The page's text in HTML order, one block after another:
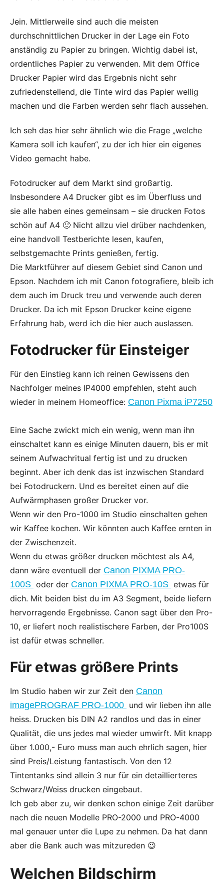
Jein. Mittlerweile sind auch die meisten
durchschnittlichen Drucker in der Lage ein Foto
anständig zu Papier zu bringen. Wichtig dabei ist,
ordentliches Papier zu verwenden. Mit dem Office
Drucker Papier wird das Ergebnis nicht sehr
zufriedenstellend, die Tinte wird das Papier wellig
machen und die Farben werden sehr flach aussehen.
Ich seh das hier sehr ähnlich wie die Frage „welche
Kamera soll ich kaufen“, zu der ich hier ein eigenes
Video gemacht habe.
Fotodrucker auf dem Markt sind großartig.
Insbesondere A4 Drucker gibt es im Überfluss und
sie alle haben eines gemeinsam – sie drucken Fotos
schön auf A4 🙂 Nicht allzu viel drüber nachdenken,
eine handvoll Testberichte lesen, kaufen,
selbstgemachte Prints genießen, fertig.
Die Marktführer auf diesem Gebiet sind Canon und
Epson. Nachdem ich mit Canon fotografiere, bleib ich
dem auch im Druck treu und verwende auch deren
Drucker. Da ich mit Epson Drucker keine eigene
Erfahrung hab, werd ich die hier auch auslassen.
Fotodrucker für Einsteiger
Für den Einstieg kann ich reinen Gewissens den
Nachfolger meines IP4000 empfehlen, steht auch
wieder in meinem Homeoffice: Canon Pixma iP7250
Eine Sache zwickt mich ein wenig, wenn man ihn
einschaltet kann es einige Minuten dauern, bis er mit
seinem Aufwachritual fertig ist und zu drucken
beginnt. Aber ich denk das ist inzwischen Standard
bei Fotodruckern. Und es bereitet einen auf die
Aufwärmphasen großer Drucker vor.
Wenn wir den Pro-1000 im Studio einschalten gehen
wir Kaffee kochen. Wir könnten auch Kaffee ernten in
der Zwischenzeit.
Wenn du etwas größer drucken möchtest als A4,
dann wäre eventuell der Canon PIXMA PRO-
100S oder der Canon PIXMA PRO-10S etwas für
dich. Mit beiden bist du im A3 Segment, beide liefern
hervorragende Ergebnisse. Canon sagt über den Pro-
10, er liefert noch realistischere Farben, der Pro100S
ist dafür etwas schneller.
Für etwas größere Prints
Im Studio haben wir zur Zeit den Canon
imagePROGRAF PRO-1000 und wir lieben ihn alle
heiss. Drucken bis DIN A2 randlos und das in einer
Qualität, die uns jedes mal wieder umwirft. Mit knapp
über 1.000,- Euro muss man auch ehrlich sagen, hier
sind Preis/Leistung fantastisch. Von den 12
Tintentanks sind allein 3 nur für ein detaillierteres
Schwarz/Weiss drucken eingebaut.
Ich geb aber zu, wir denken schon einige Zeit darüber
nach die neuen Modelle PRO-2000 und PRO-4000
mal genauer unter die Lupe zu nehmen. Da hat dann
aber die Bank auch was mitzureden 😉
Welchen Bildschirm